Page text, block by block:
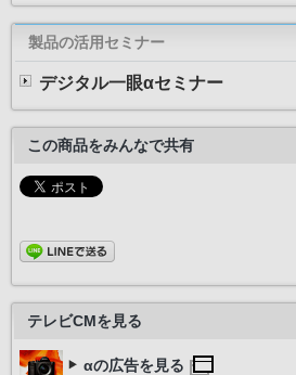
製品の活用セミナー
デジタル一眼αセミナー
この商品をみんなで共有
テレビCMを見る
αの広告を見る